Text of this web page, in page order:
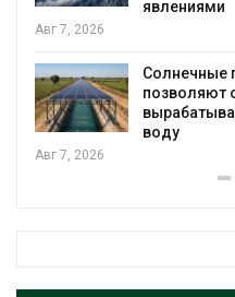
явлениями
Авг 7, 2026
Солнечные
позволяют
воду
Авг 7, 2026